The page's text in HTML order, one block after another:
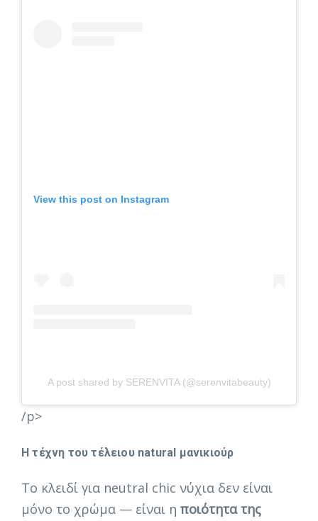
View this post on Instagram
A post shared by SERENVITA (@serenvitabeauty)
/p>
Η τέχνη του τέλειου natural μανικιούρ
Το κλειδί για neutral chic νύχια δεν είναι
μόνο το χρώμα — είναι η ποιότητα της